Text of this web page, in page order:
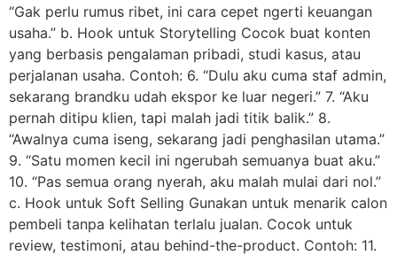
“Gak perlu rumus ribet, ini cara cepet ngerti keuangan
usaha.” b. Hook untuk Storytelling Cocok buat konten
yang berbasis pengalaman pribadi, studi kasus, atau
perjalanan usaha. Contoh: 6. “Dulu aku cuma staf admin,
sekarang brandku udah ekspor ke luar negeri.” 7. “Aku
pernah ditipu klien, tapi malah jadi titik balik.” 8.
“Awalnya cuma iseng, sekarang jadi penghasilan utama.”
9. “Satu momen kecil ini ngerubah semuanya buat aku.”
10. “Pas semua orang nyerah, aku malah mulai dari nol.”
c. Hook untuk Soft Selling Gunakan untuk menarik calon
pembeli tanpa kelihatan terlalu jualan. Cocok untuk
review, testimoni, atau behind-the-product. Contoh: 11.